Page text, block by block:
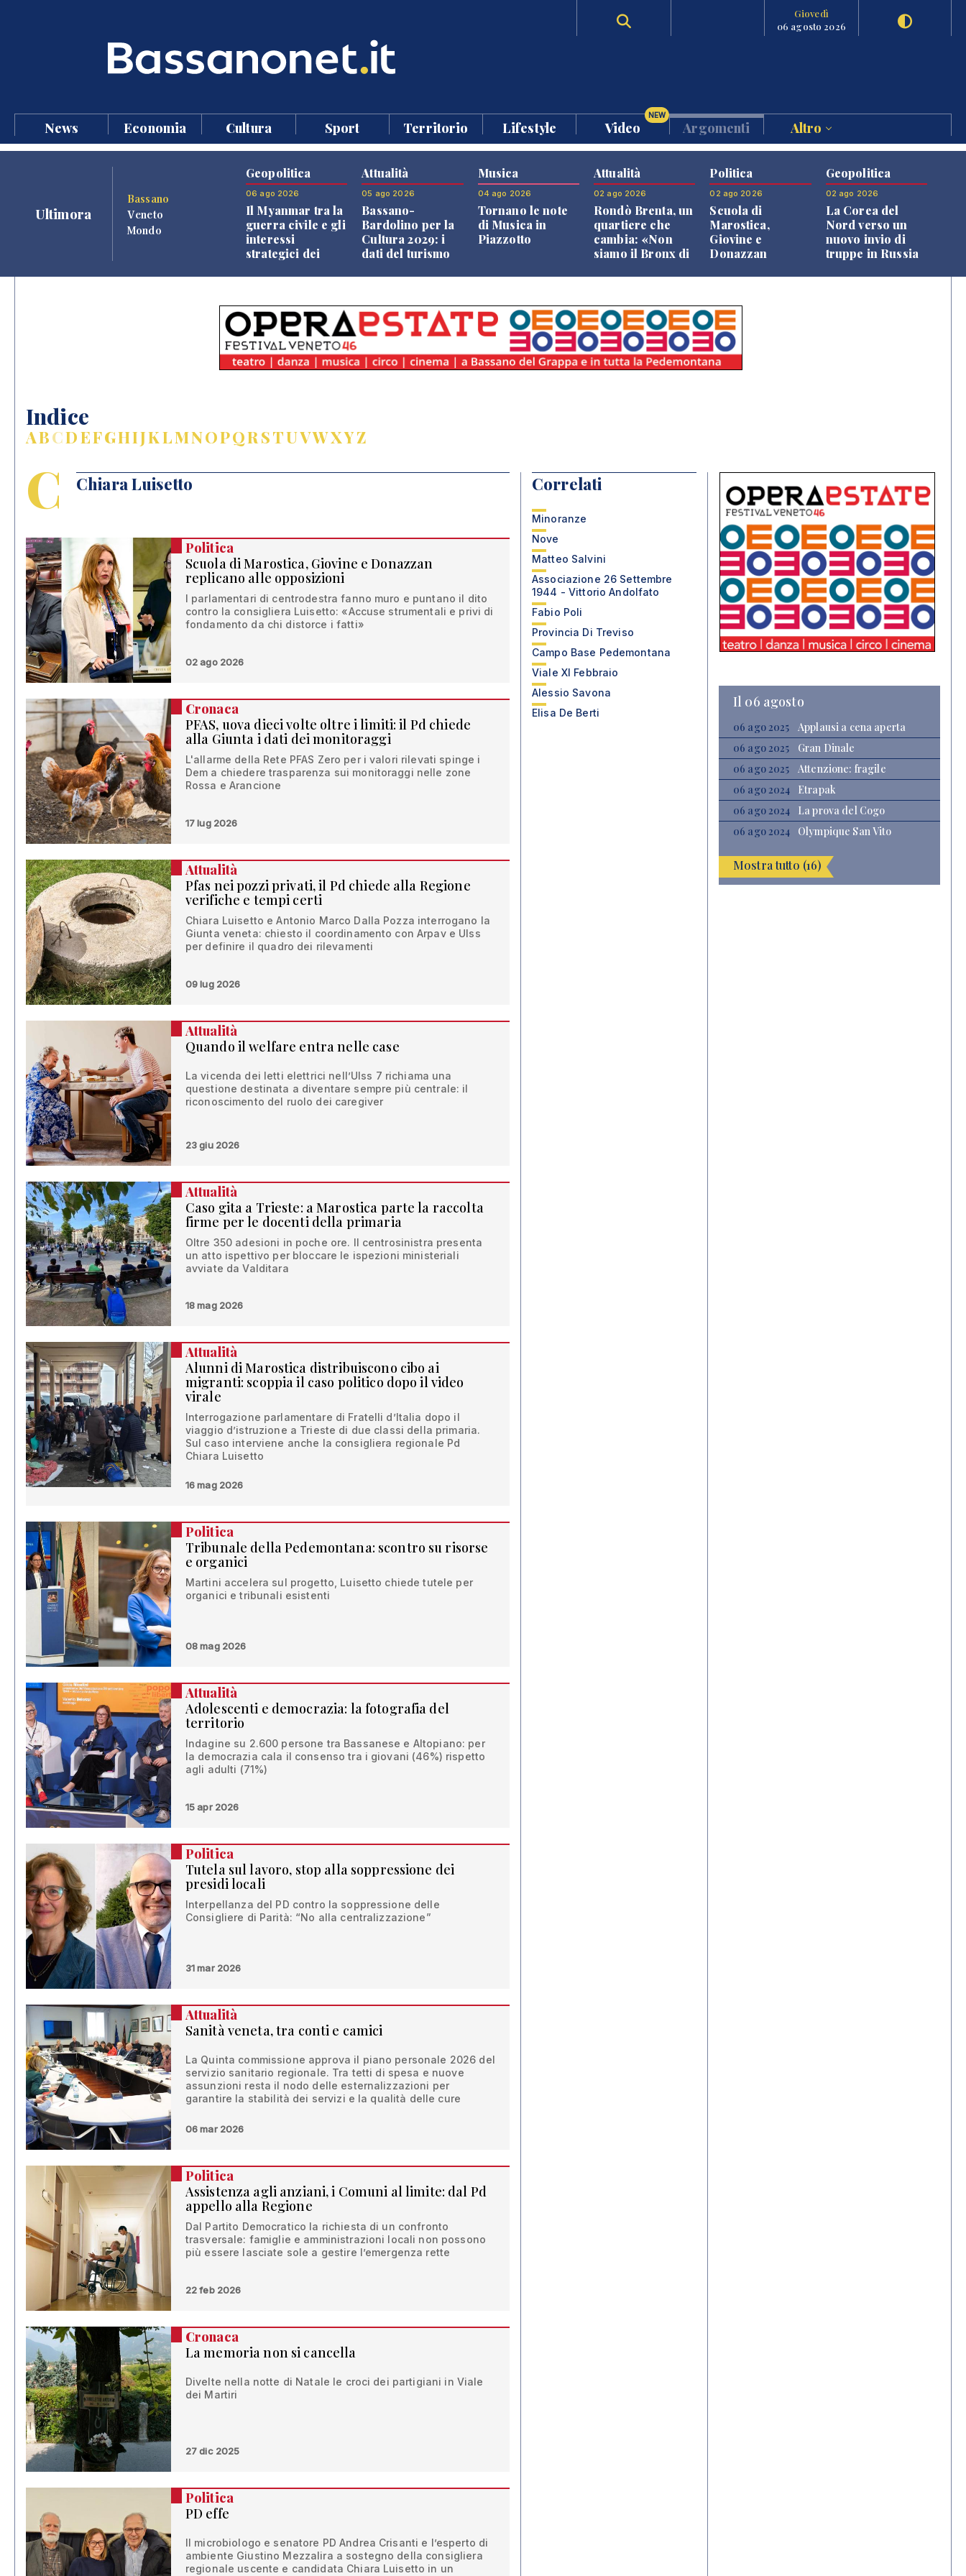
Giovedì
06 agosto 2026
News Economia Cultura Sport Territorio Lifestyle Video
NEW
Argomenti Altro
Ultimora
Bassano
Veneto
Mondo
Geopolitica
06 ago 2026
Il Myanmar tra la
guerra civile e gli
interessi
strategici dei
Attualità
05 ago 2026
Bassano-
Bardolino per la
Cultura 2029: i
dati del turismo
Musica
04 ago 2026
Tornano le note
di Musica in
Piazzotto
Attualità
02 ago 2026
Rondò Brenta, un
quartiere che
cambia: «Non
siamo il Bronx di
Politica
02 ago 2026
Scuola di
Marostica,
Giovine e
Donazzan
Geopolitica
02 ago 2026
La Corea del
Nord verso un
nuovo invio di
truppe in Russia
Indice
ABCDEFGHIJKLMNOPQRSTUVWXYZ
C Chiara Luisetto
Politica
Scuola di Marostica, Giovine e Donazzan
replicano alle opposizioni
I parlamentari di centrodestra fanno muro e puntano il dito
contro la consigliera Luisetto: «Accuse strumentali e privi di
fondamento da chi distorce i fatti»
02 ago 2026
Cronaca
PFAS, uova dieci volte oltre i limiti: il Pd chiede
alla Giunta i dati dei monitoraggi
L'allarme della Rete PFAS Zero per i valori rilevati spinge i
Dem a chiedere trasparenza sui monitoraggi nelle zone
Rossa e Arancione
17 lug 2026
Attualità
Pfas nei pozzi privati, il Pd chiede alla Regione
verifiche e tempi certi
Chiara Luisetto e Antonio Marco Dalla Pozza interrogano la
Giunta veneta: chiesto il coordinamento con Arpav e Ulss
per definire il quadro dei rilevamenti
09 lug 2026
Attualità
Quando il welfare entra nelle case
La vicenda dei letti elettrici nell’Ulss 7 richiama una
questione destinata a diventare sempre più centrale: il
riconoscimento del ruolo dei caregiver
23 giu 2026
Attualità
Caso gita a Trieste: a Marostica parte la raccolta
firme per le docenti della primaria
Oltre 350 adesioni in poche ore. Il centrosinistra presenta
un atto ispettivo per bloccare le ispezioni ministeriali
avviate da Valditara
18 mag 2026
Attualità
Alunni di Marostica distribuiscono cibo ai
migranti: scoppia il caso politico dopo il video
virale
Interrogazione parlamentare di Fratelli d’Italia dopo il
viaggio d’istruzione a Trieste di due classi della primaria.
Sul caso interviene anche la consigliera regionale Pd
Chiara Luisetto
16 mag 2026
Politica
Tribunale della Pedemontana: scontro su risorse
e organici
Martini accelera sul progetto, Luisetto chiede tutele per
organici e tribunali esistenti
08 mag 2026
Attualità
Adolescenti e democrazia: la fotografia del
territorio
Indagine su 2.600 persone tra Bassanese e Altopiano: per
la democrazia cala il consenso tra i giovani (46%) rispetto
agli adulti (71%)
15 apr 2026
Politica
Tutela sul lavoro, stop alla soppressione dei
presidi locali
Interpellanza del PD contro la soppressione delle
Consigliere di Parità: “No alla centralizzazione”
31 mar 2026
Attualità
Sanità veneta, tra conti e camici
La Quinta commissione approva il piano personale 2026 del
servizio sanitario regionale. Tra tetti di spesa e nuove
assunzioni resta il nodo delle esternalizzazioni per
garantire la stabilità dei servizi e la qualità delle cure
06 mar 2026
Politica
Assistenza agli anziani, i Comuni al limite: dal Pd
appello alla Regione
Dal Partito Democratico la richiesta di un confronto
trasversale: famiglie e amministrazioni locali non possono
più essere lasciate sole a gestire l’emergenza rette
22 feb 2026
Cronaca
La memoria non si cancella
Divelte nella notte di Natale le croci dei partigiani in Viale
dei Martiri
27 dic 2025
Politica
PD effe
Il microbiologo e senatore PD Andrea Crisanti e l’esperto di
ambiente Giustino Mezzalira a sostegno della consigliera
regionale uscente e candidata Chiara Luisetto in un
Correlati
Minoranze
Nove
Matteo Salvini
Associazione 26 Settembre
1944 - Vittorio Andolfato
Fabio Poli
Provincia Di Treviso
Campo Base Pedemontana
Viale XI Febbraio
Alessio Savona
Elisa De Berti
Il 06 agosto
06 ago 2025
Applausi a cena aperta
06 ago 2025
Gran Dinale
06 ago 2025
Attenzione: fragile
06 ago 2024
Etrapak
06 ago 2024
La prova del Cogo
06 ago 2024
Olympique San Vito
Mostra tutto (16)